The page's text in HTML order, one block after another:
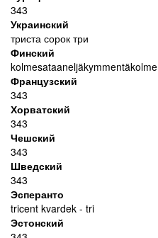
343
Украинский
триста сорок три
Финский
kolmesataaneljäkymmentäkolme
Французский
343
Хорватский
343
Чешский
343
Шведский
343
Эсперанто
tricent kvardek - tri
Эстонский